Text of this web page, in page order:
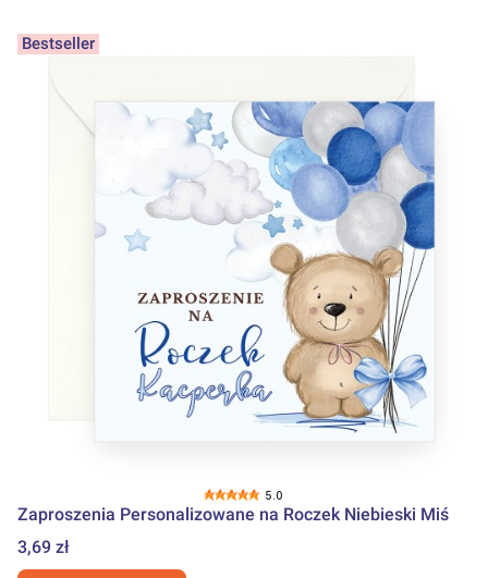
Bestseller
5.0
Zaproszenia Personalizowane na Roczek Niebieski Miś
Cena
3,69 zł